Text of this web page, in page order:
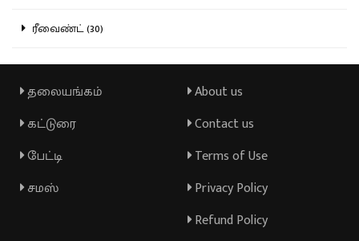
ரீவைண்ட் (30)
தலையங்கம்
கட்டுரை
பேட்டி
சமஸ்
About us
Contact us
Terms of Use
Privacy Policy
Refund Policy